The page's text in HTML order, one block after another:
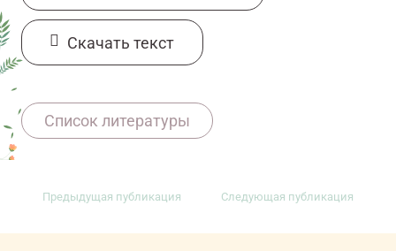
Cкачать текст
11607081/onco/web/03.26/0
Список литературы
Предыдущая публикация Следующая публикация